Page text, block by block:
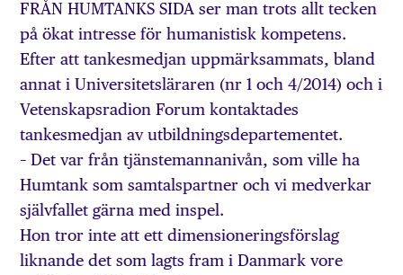
FRÅN HUMTANKS SIDA ser man trots allt tecken
på ökat intresse för humanistisk kompetens.
Efter att tankesmedjan uppmärksammats, bland
annat i Universitetsläraren (nr 1 och 4/2014) och i
Vetenskapsradion Forum kontaktades
tankesmedjan av utbildningsdepartementet.
– Det var från tjänstemannanivån, som ville ha
Humtank som samtalspartner och vi medverkar
självfallet gärna med inspel.
Hon tror inte att ett dimensioneringsförslag
liknande det som lagts fram i Danmark vore